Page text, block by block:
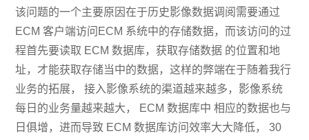
该问题的一个主要原因在于历史影像数据调阅需要通过
ECM 客户端访问ECM 系统中的存储数据，而该访问的过
程首先要读取 ECM 数据库，获取存储数据 的位置和地
址，才能获取存储当中的数据，这样的弊端在于随着我行
业务的拓展， 接入影像系统的渠道越来越多，影像系统
每日的业务量越来越大， ECM 数据库中 相应的数据也与
日俱增，进而导致 ECM 数据库访问效率大大降低， 30